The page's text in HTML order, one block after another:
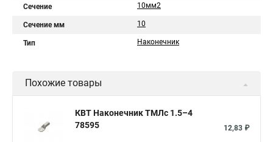
Сечение 10мм2
Сечение мм 10
Тип Наконечник
Похожие товары
КВТ Наконечник ТМЛс 1.5–4
78595
12,83 ₽